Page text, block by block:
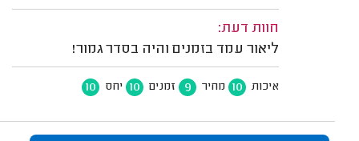
חוות דעת:
ליאור עמד בזמנים והיה בסדר גמור!
איכות 10 מחיר 9 זמנים 10 יחס 10